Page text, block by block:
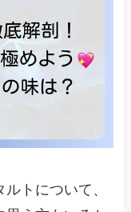
トについて、